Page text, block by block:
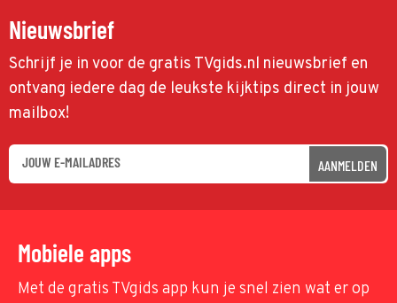
Nieuwsbrief
Schrijf je in voor de gratis TVgids.nl nieuwsbrief en
ontvang iedere dag de leukste kijktips direct in jouw
mailbox!
AANMELDEN
Mobiele apps
Met de gratis TVgids app kun je snel zien wat er op